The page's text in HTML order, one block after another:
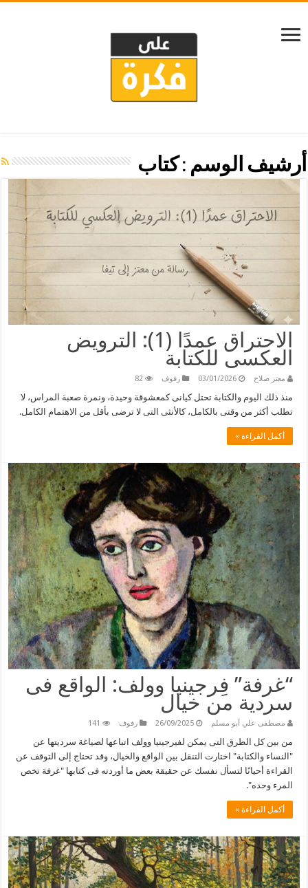
أرشيف الوسم : كتاب
الاحتراق عمدًا (1): الترويض
العكسى للكتابة
معتز صلاح 03/01/2026 رفوف 82
منذ ذلك اليوم والكتابة تحتل كيانى كمعشوقة وحيدة، ونمرة صعبة المراس، لا
تطلب أكثر من وقتى بالكامل، كالأنثى التى لا ترضى بأقل من الاهتمام الكامل.
أكمل القراءة »
“غرفة” فِرجينيا وولف: الواقع فى
سردية من خيال
مصطفى علي أبو مسلم 26/09/2025 رفوف 141
من بين كل الطرق التى يمكن لفيرجينيا وولف اتباعها لصياغة سرديتها عن
"النساء والكتابة" اختارت التنقل بين الواقع والخيال، وقد تحتاج إلى التوقف عن
القراءة أحيانًا لتسأل نفسك عن حقيقة بعض ما أوردته فى كتابها "غرفة تخص
المرء وحده".
أكمل القراءة »